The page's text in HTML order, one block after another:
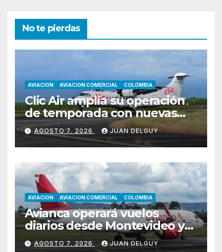
No te pierdas
AVIACION AVIACION COMERCIAL COLOMBIA
Clic Air amplía su operación
de temporada con nuevas
rutas hacia Cartagena y Tolú
AGOSTO 7, 2026 JUAN DELGUY
AVIACION AVIACION COMERCIAL COLOMBIA
Avianca operará vuelos
diarios desde Montevideo y
Asunción hacia Bogotá
AGOSTO 7, 2026 JUAN DELGUY